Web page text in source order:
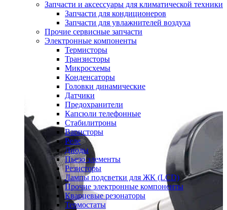
Запчасти и аксессуары для климатической техники
Запчасти для кондиционеров
Запчасти для увлажнителей воздуха
Прочие сервисные запчасти
Электронные компоненты
Термисторы
Транзисторы
Микросхемы
Конденсаторы
Головки динамические
Датчики
Предохранители
Капсюли телефонные
Стабилитроны
Варисторы
Реле
Диоды
Пьезо элементы
Резисторы
Лампы подсветки для ЖК (LCD)
Прочие электронные компоненты
Кварцевые резонаторы
Термостаты